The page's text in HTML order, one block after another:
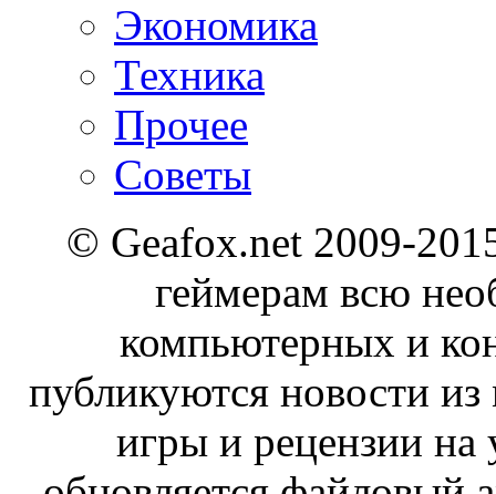
Экономика
Техника
Прочее
Советы
© Geafox.net 2009-
геймерам всю
компьютерных и
публикуются новости
игры и рецензии